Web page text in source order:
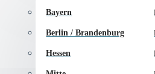
Bayern
Berlin / Brandenburg
Hessen